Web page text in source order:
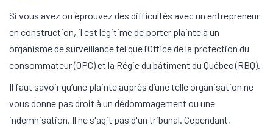
Si vous avez ou éprouvez des difficultés avec un entrepreneur
en construction, il est légitime de porter plainte à un
organisme de surveillance tel que l’Office de la protection du
consommateur (OPC) et la Régie du bâtiment du Québec (RBQ).
Il faut savoir qu’une plainte auprès d’une telle organisation ne
vous donne pas droit à un dédommagement ou une
indemnisation. Il ne s'agit pas d'un tribunal. Cependant,